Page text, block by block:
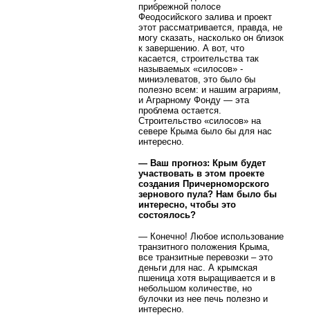
прибрежной полосе
Феодосийского залива и проект
этот рассматривается, правда, не
могу сказать, насколько он близок
к завершению. А вот, что
касается, строительства так
называемых «силосов» -
миниэлеватов, это было бы
полезно всем: и нашим аграриям,
и Аграрному Фонду — эта
проблема остается.
Строительство «силосов» на
севере Крыма было бы для нас
интересно.
— Ваш прогноз: Крым будет
участвовать в этом проекте
создания Причерноморского
зернового пула? Нам было бы
интересно, чтобы это
состоялось?
— Конечно! Любое использование
транзитного положения Крыма,
все транзитные перевозки – это
деньги для нас. А крымская
пшеница хотя выращивается и в
небольшом количестве, но
булочки из нее печь полезно и
интересно.